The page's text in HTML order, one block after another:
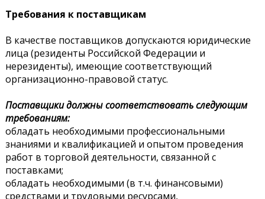
Требования к поставщикам
В качестве поставщиков допускаются юридические
лица (резиденты Российской Федерации и
нерезиденты), имеющие соответствующий
организационно-правовой статус.
Поставщики должны соответствовать следующим
требованиям:
обладать необходимыми профессиональными
знаниями и квалификацией и опытом проведения
работ в торговой деятельности, связанной с
поставками;
обладать необходимыми (в т.ч. финансовыми)
средствами и трудовыми ресурсами,